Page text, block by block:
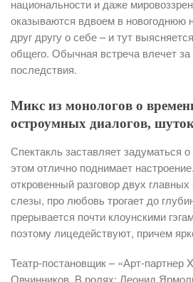
национальности и даже
оказываются вдвоем в новогоднюю
друг другу о себе – и тут
общего. Обычная встреча влечет
последствия.
Микс из монологов о
остроумных диалогов,
Спектакль заставляет задуматься
этом отлично поднимает
откровенный разговор двух
слезы, про любовь трогает до
прерывается почти клоунскими
поэтому лицедействуют, причем
Театр-постановщик – «Арт-партнер